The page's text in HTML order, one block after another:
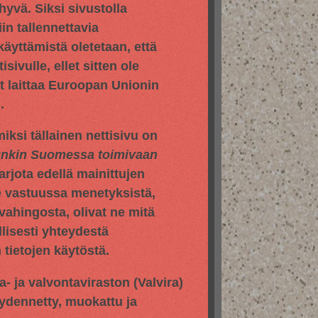
Siksi sivustolla
tallennettavia
oletetaan, että
ellet sitten ole
laittaa Euroopan Unionin
tällainen nettisivu on
Suomessa toimivaan
edellä mainittujen
menetyksistä,
olivat ne mitä
yhteydestä
käytöstä.
ja valvontaviraston (Valvira)
muokattu ja